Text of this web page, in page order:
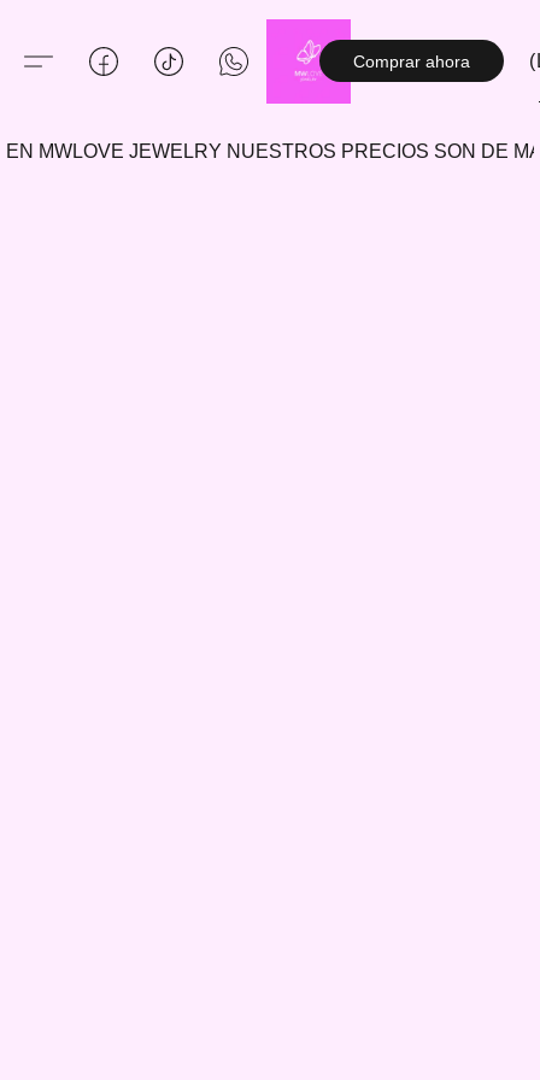
Comprar ahora
EN MWLOVE JEWELRY NUESTROS PRECIOS SON DE